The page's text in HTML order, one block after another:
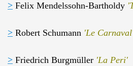
> Felix Mendelssohn-Bartholdy
> Robert Schumann 'Le
> Friedrich Burgmüller 'La Peri'